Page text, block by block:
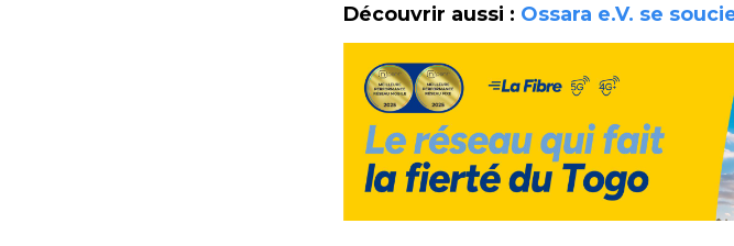
Découvrir aussi : Ossara e.V. se